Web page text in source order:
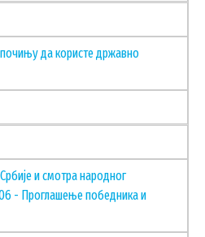
да користе државно
и смотра народног
- Проглашење победника и